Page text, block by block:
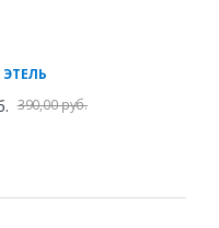
390,00 руб.